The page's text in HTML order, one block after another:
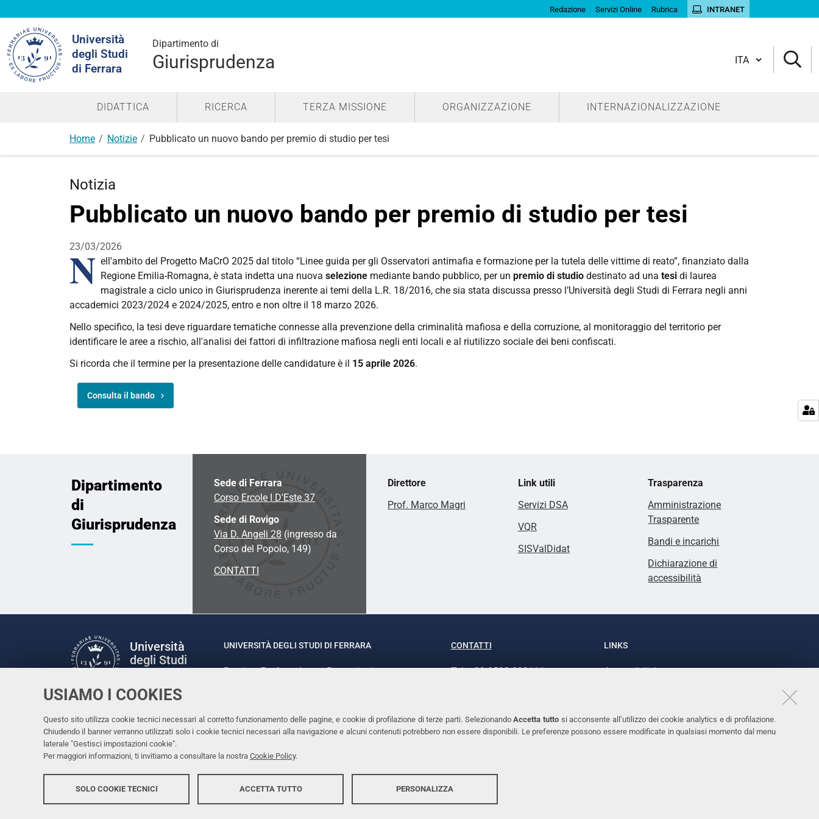
USIAMO I COOKIES
Questo sito utilizza cookie tecnici necessari al corretto funzionamento delle pagine, e cookie di profilazione di terze parti. SelezionandoAccetta tutto si acconsente all’utilizzo dei cookie analytics e di profilazione.
Chiudendo il banner verranno utilizzati solo i cookie tecnici necessari alla navigazione e alcuni contenuti potrebbero non essere disponibili. Le preferenze possono essere modificate in qualsiasi momento dal menu
laterale "Gestisci impostazioni cookie".
Per maggiori informazioni, ti invitiamo a consultare la nostra Cookie Policy.
SOLO COOKIE TECNICI ACCETTA TUTTO PERSONALIZZA
Redazione Servizi Online Rubrica INTRANET
Università
degli Studi
di Ferrara
Dipartimento di
Giurisprudenza
nel
sito
Cambia lingua
DIDATTICA RICERCA TERZA MISSIONE ORGANIZZAZIONE INTERNAZIONALIZZAZIONE
Home Notizie Pubblicato un nuovo bando per premio di studio per tesi
Notizia
Pubblicato un nuovo bando per premio di studio per tesi
23/03/2026
N ell'ambito del Progetto MaCrO 2025 dal titolo “Linee guida per gli Osservatori antimafia e formazione per la tutela delle vittime di reato”, finanziato dalla
Regione Emilia-Romagna, è stata indetta una nuova selezione mediante bando pubblico, per un premio di studio destinato ad una tesi di laurea
magistrale a ciclo unico in Giurisprudenza inerente ai temi della L.R. 18/2016, che sia stata discussa presso l’Università degli Studi di Ferrara negli anni
accademici 2023/2024 e 2024/2025, entro e non oltre il 18 marzo 2026.
Nello specifico, la tesi deve riguardare tematiche connesse alla prevenzione della criminalità mafiosa e della corruzione, al monitoraggio del territorio per
identificare le aree a rischio, all'analisi dei fattori di infiltrazione mafiosa negli enti locali e al riutilizzo sociale dei beni confiscati.
Si ricorda che il termine per la presentazione delle candidature è il 15 aprile 2026.
Consulta il bando
Dipartimento
di
Giurisprudenza
Sede di Ferrara
Corso Ercole I D'Este 37
Sede di Rovigo
Via D. Angeli 28 (ingresso da
Corso del Popolo, 149)
CONTATTI
Direttore
Prof. Marco Magri
Link utili
Servizi DSA
VQR
SISValDidat
Trasparenza
Amministrazione
Trasparente
Bandi e incarichi
Dichiarazione di
accessibilità
Università
degli Studi
Facebook
LinkedinInstagram
Youtube
UNIVERSITÀ DEGLI STUDI DI FERRARA
Rettrice: Prof.ssa Laura Ramaciotti
CONTATTI
Tel. +39 0532 293111
LINKS
Accessibilità
Cookies